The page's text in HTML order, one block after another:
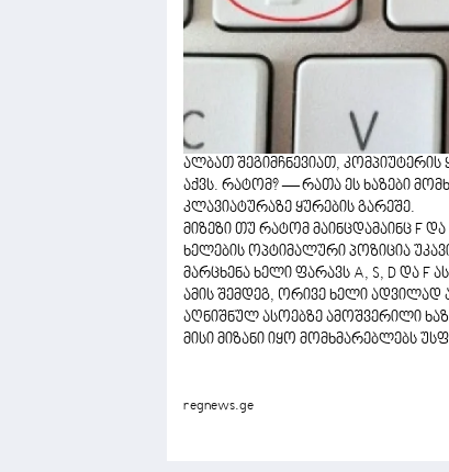
ალბათ შეგიმჩნევიათ, კომპიუტერის
აქვს. რატომ? — რათა ეს ხაზები
კლავიატურაზე ყურების გარეშე.
მიზეზი თუ რატომ მაინცდამაინც F
ხელების ოპტიმალური პოზიცია
მარცხენა ხელი ფარავს A, S, D და F
ამის შემდეგ, ორივე ხელი ადვილად
აღნიშნულ ასოებზე ამოშვერილი
მისი მიზანი იყო მომხმარებლებს
regnews.ge